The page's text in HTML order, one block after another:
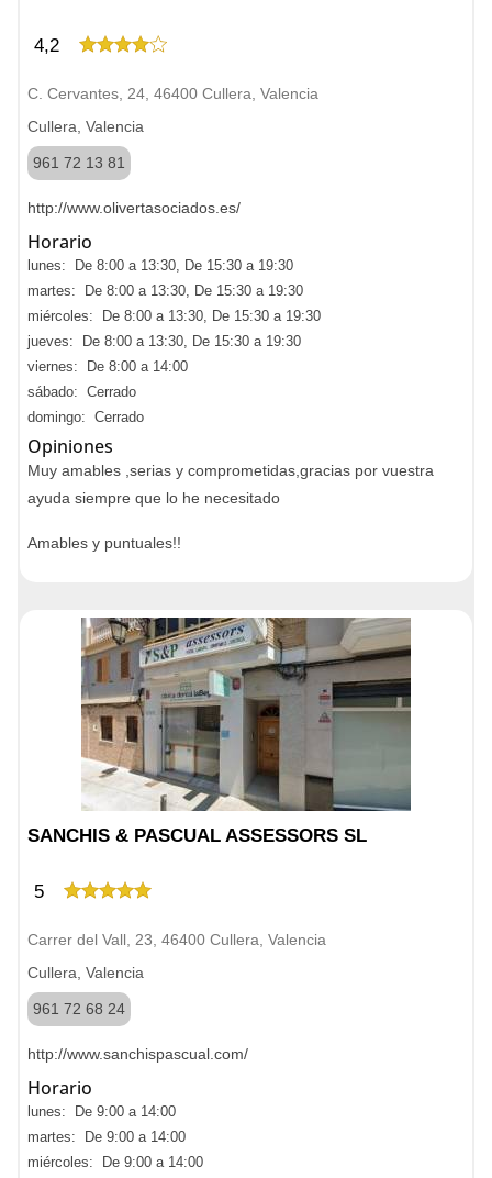
4,2
C. Cervantes, 24, 46400 Cullera, Valencia
Cullera, Valencia
961 72 13 81
http://www.olivertasociados.es/
Horario
lunes: De 8:00 a 13:30, De 15:30 a 19:30
martes: De 8:00 a 13:30, De 15:30 a 19:30
miércoles: De 8:00 a 13:30, De 15:30 a 19:30
jueves: De 8:00 a 13:30, De 15:30 a 19:30
viernes: De 8:00 a 14:00
sábado: Cerrado
domingo: Cerrado
Opiniones
Muy amables ,serias y comprometidas,gracias por vuestra
ayuda siempre que lo he necesitado
Amables y puntuales!!
SANCHIS & PASCUAL ASSESSORS SL
5
Carrer del Vall, 23, 46400 Cullera, Valencia
Cullera, Valencia
961 72 68 24
http://www.sanchispascual.com/
Horario
lunes: De 9:00 a 14:00
martes: De 9:00 a 14:00
miércoles: De 9:00 a 14:00